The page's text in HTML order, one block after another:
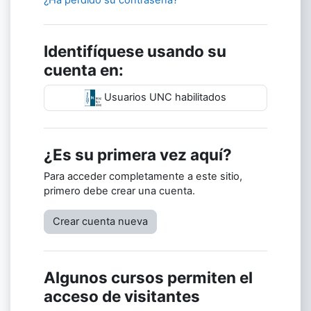
Identifíquese usando su
cuenta en:
Usuarios UNC habilitados
¿Es su primera vez aquí?
Para acceder completamente a este sitio,
primero debe crear una cuenta.
Crear cuenta nueva
Algunos cursos permiten el
acceso de visitantes